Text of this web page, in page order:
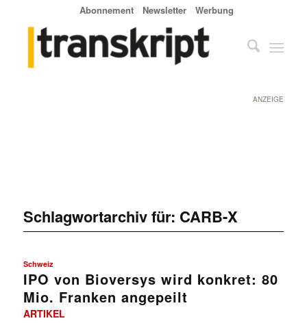
Abonnement Newsletter Werbung
ANZEIGE
Schlagwortarchiv für: CARB-X
Schweiz
IPO von Bioversys wird konkret: 80
Mio. Franken angepeilt
ARTIKEL